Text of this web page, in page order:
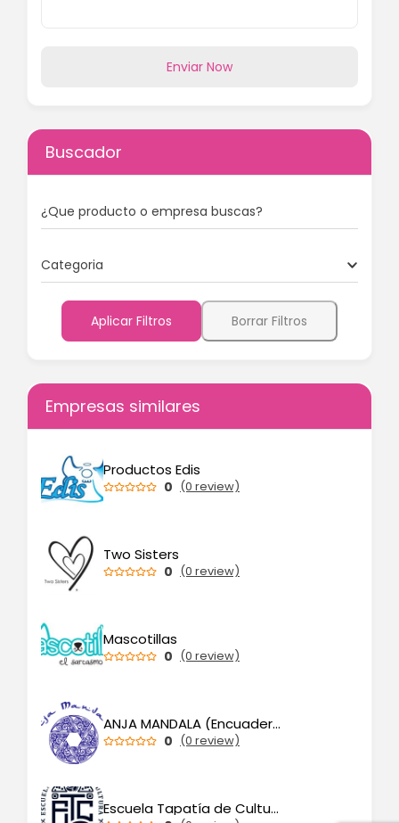
Enviar Now
Buscador
¿Que producto o empresa buscas?
Categoria
Aplicar Filtros Borrar Filtros
Empresas similares
Productos Edis
0 (0 review)
Two Sisters
0 (0 review)
Mascotillas
0 (0 review)
ANJA MANDALA (Encuadernación y teñido artesanales)
0 (0 review)
Escuela Tapatía de Cultura